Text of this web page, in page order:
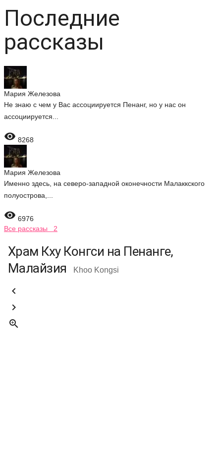
Последние
рассказы
Мария Железова
Не знаю с чем у Вас ассоциируется Пенанг, но у нас он
ассоциируется...
 8268
Мария Железова
Именно здесь, на северо-западной оконечности Малаккского
полуострова,...
 6976
Все рассказы 2
Храм Кху Конгси на Пенанге,
Малайзия
Khoo Kongsi


